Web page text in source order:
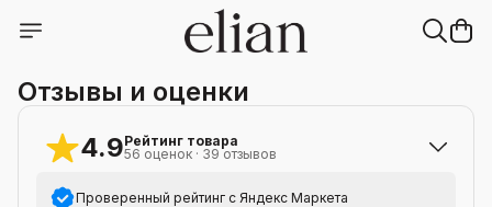
Отзывы и оценки
4.9Рейтинг товара
56 оценок · 39 отзывов
Проверенный рейтинг с Яндекс Маркета